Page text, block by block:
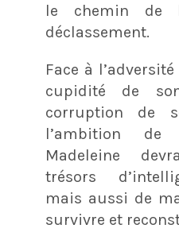
le chemin
déclassement.
Face à
cupidité de
corruption de
l’ambition de
Madeleine
trésors
mais aussi de
survivre et